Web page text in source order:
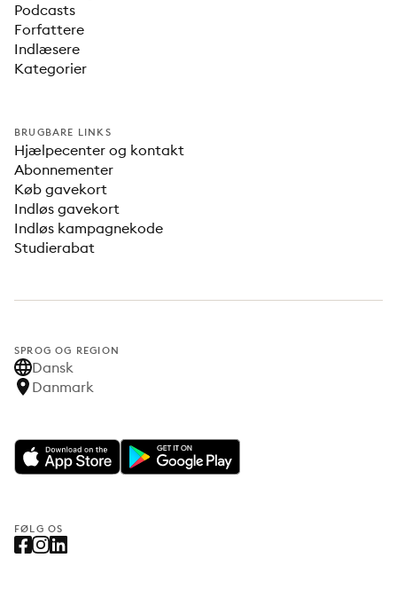
Podcasts
Forfattere
Indlæsere
Kategorier
BRUGBARE LINKS
Hjælpecenter og kontakt
Abonnementer
Køb gavekort
Indløs gavekort
Indløs kampagnekode
Studierabat
SPROG OG REGION
Dansk
Danmark
FØLG OS